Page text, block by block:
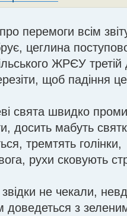
перемоги всім
цеглина
ЖРЄУ третій
щоб падіння
свята швидко
досить мабуть
тремтять голінки,
рухи сковують
не чекали,
з